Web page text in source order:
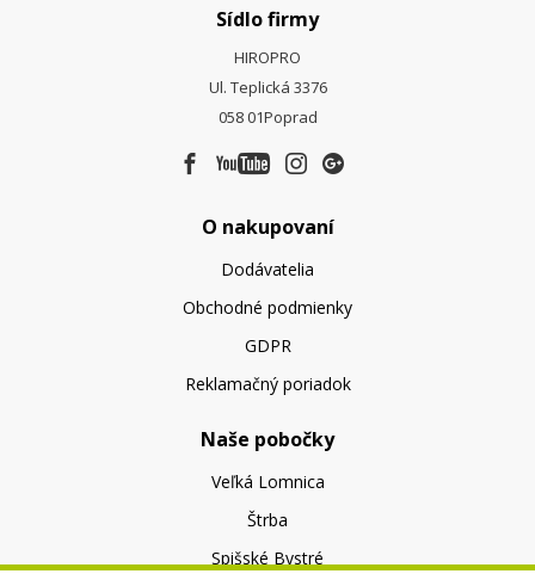
Sídlo firmy
HIROPRO
Ul. Teplická 3376
058 01Poprad
O nakupovaní
Dodávatelia
Obchodné podmienky
GDPR
Reklamačný poriadok
Naše pobočky
Veľká Lomnica
Štrba
Spišské Bystré